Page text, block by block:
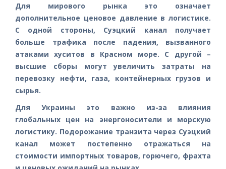
Для мирового рынка это означает
дополнительное ценовое давление в логистике.
С одной стороны, Суэцкий канал получает
больше трафика после падения, вызванного
атаками хуситов в Красном море. С другой –
высшие сборы могут увеличить затраты на
перевозку нефти, газа, контейнерных грузов и
сырья.
Для Украины это важно из-за влияния
глобальных цен на энергоносители и морскую
логистику. Подорожание транзита через Суэцкий
канал может постепенно отражаться на
стоимости импортных товаров, горючего, фрахта